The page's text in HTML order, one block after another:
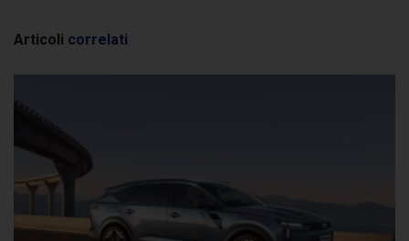
Articoli correlati